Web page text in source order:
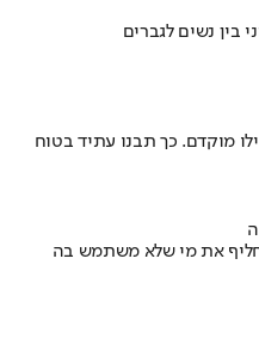
בין נשים לגברים
מוקדם. כך תבנו עתיד בטוח